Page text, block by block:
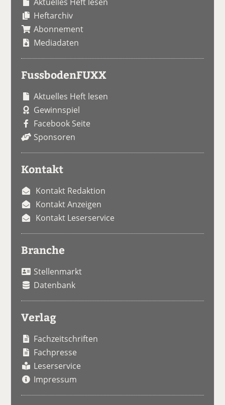
Heftarchiv
Abonnement
Mediadaten
FussbodenFUXX
Aktuelles Heft lesen
Gewinnspiel
Facebook Seite
Sponsoren
Kontakt
Kontakt Redaktion
Kontakt Anzeigen
Kontakt Leserservice
Branche
Stellenmarkt
Datenbank
Verlag
Fachzeitschriften
Fachpresse
Leserservice
Impressum